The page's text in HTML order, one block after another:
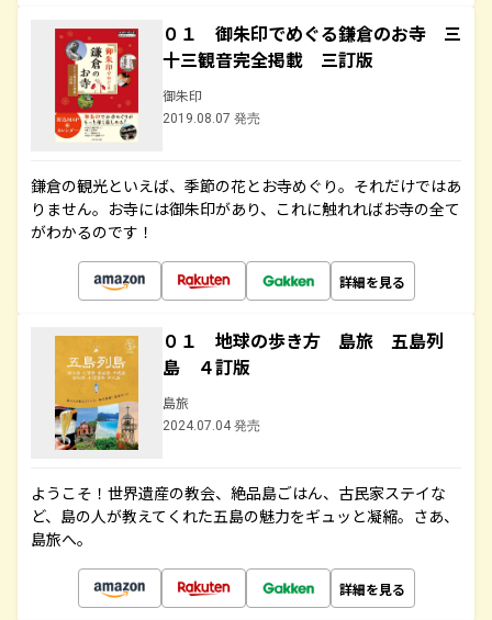
０１ 御朱印でめぐる鎌倉のお寺 三
十三観音完全掲載 三訂版
御朱印
2019.08.07 発売
鎌倉の観光といえば、季節の花とお寺めぐり。それだけではあ
りません。お寺には御朱印があり、これに触れればお寺の全て
がわかるのです！
詳細を見る
０１ 地球の歩き方 島旅 五島列
島 ４訂版
島旅
2024.07.04 発売
ようこそ！世界遺産の教会、絶品島ごはん、古民家ステイな
ど、島の人が教えてくれた五島の魅力をギュッと凝縮。さあ、
島旅へ。
詳細を見る